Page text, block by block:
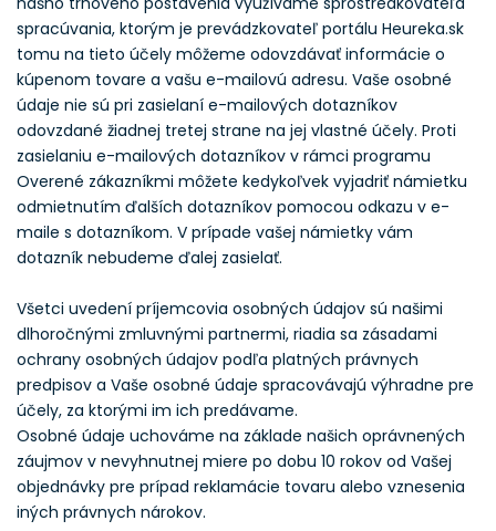
spracúvania, ktorým je prevádzkovateľ portálu Heureka.sk
tomu na tieto účely môžeme odovzdávať informácie o
kúpenom tovare a vašu e-mailovú adresu. Vaše osobné
údaje nie sú pri zasielaní e-mailových dotazníkov
odovzdané žiadnej tretej strane na jej vlastné účely. Proti
zasielaniu e-mailových dotazníkov v rámci programu
Overené zákazníkmi môžete kedykoľvek vyjadriť námietku
odmietnutím ďalších dotazníkov pomocou odkazu v e-
maile s dotazníkom. V prípade vašej námietky vám
dotazník nebudeme ďalej zasielať.
Všetci uvedení príjemcovia osobných údajov sú našimi
dlhoročnými zmluvnými partnermi, riadia sa zásadami
ochrany osobných údajov podľa platných právnych
predpisov a Vaše osobné údaje spracovávajú výhradne pre
účely, za ktorými im ich predávame.
Osobné údaje uchováme na základe našich oprávnených
záujmov v nevyhnutnej miere po dobu 10 rokov od Vašej
objednávky pre prípad reklamácie tovaru alebo vznesenia
iných právnych nárokov.